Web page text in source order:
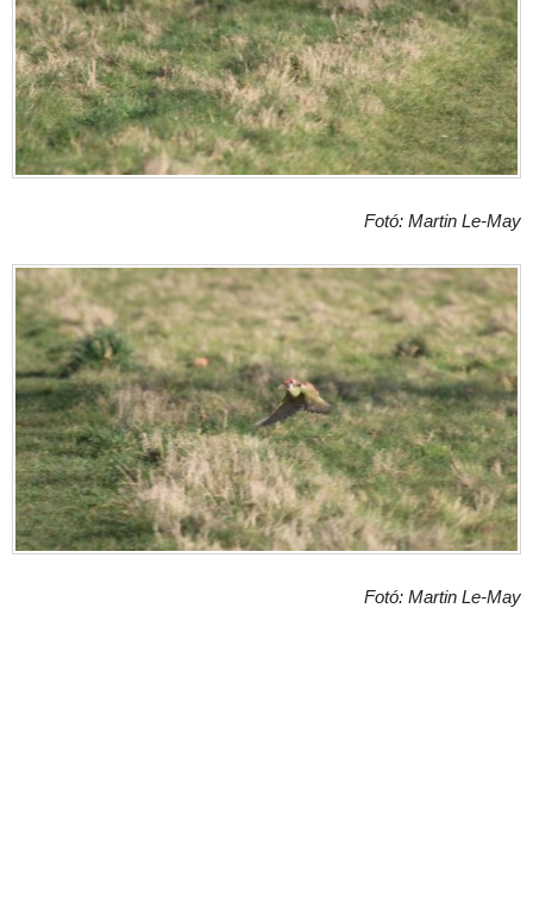
Fotó: Martin Le-May
Fotó: Martin Le-May